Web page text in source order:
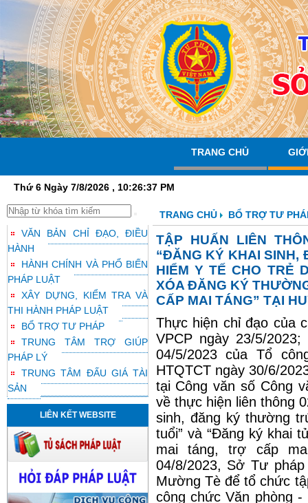
TRANG CHỦ
Thứ 6 Ngày 7/8/2026 , 10:26:38 PM
VĂN BẢN CHỈ ĐẠO, ĐIỀU
HÀNH
HÀNH CHÍNH VÀ PHỔ BIẾN
PHÁP LUẬT
XÂY DỰNG, KIỂM TRA VÀ
THI HÀNH PHÁP LUẬT
BỔ TRỢ TƯ PHÁP
TRUNG TÂM TRỢ GIÚP
PHÁP LÝ
TRUNG TÂM ĐẤU GIÁ TÀI
SẢN
LIÊN KẾT WEBSITE
TRANG CHỦ BỔ TRỢ TƯ
TẬP HUẤN LIÊN
“ĐĂNG KÝ KHAI SINH,
HIỂM Y TẾ CHO TRẺ
XÓA ĐĂNG KÝ
CẤP MAI TÁNG” TẠI
Thực hiện chỉ đạo của
VPCP ngày 23/5/
04/5/2023 của Tổ
HTQTCT ngày 30/6/
tại Công văn số Công
về thực hiện liên thông
sinh, đăng ký thường
tuổi” và “Đăng ký khai
mai táng, trợ cấp
04/8/2023, Sở Tư
Mường Tè để tổ chức
công chức Văn phòng